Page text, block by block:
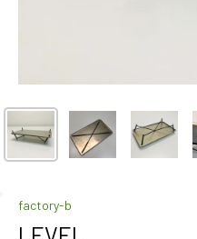
factory-b